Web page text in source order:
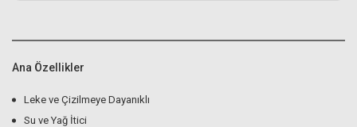
Ana Özellikler
Leke ve Çizilmeye Dayanıklı
Su ve Yağ İtici